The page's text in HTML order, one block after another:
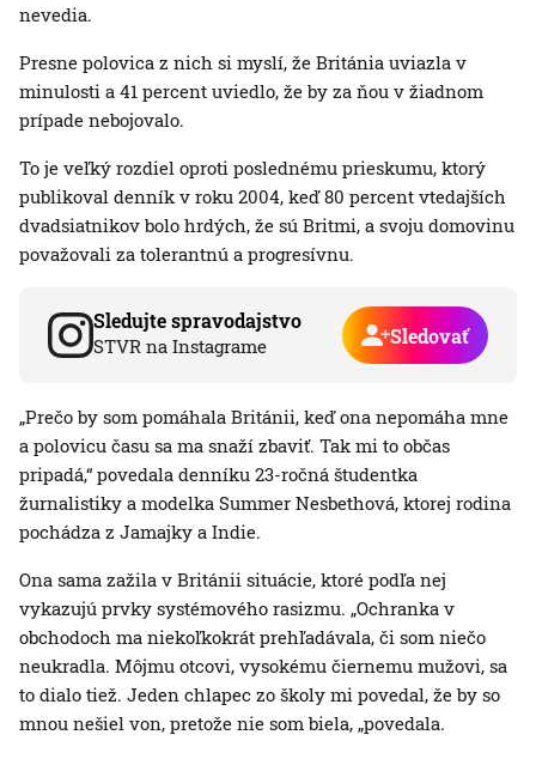
nevedia.
Presne polovica z nich si myslí, že Británia uviazla v
minulosti a 41 percent uviedlo, že by za ňou v žiadnom
prípade nebojovalo.
To je veľký rozdiel oproti poslednému prieskumu, ktorý
publikoval denník v roku 2004, keď 80 percent vtedajších
dvadsiatnikov bolo hrdých, že sú Britmi, a svoju domovinu
považovali za tolerantnú a progresívnu.
Sledujte spravodajstvo
STVR na Instagrame Sledovať
„Prečo by som pomáhala Británii, keď ona nepomáha mne
a polovicu času sa ma snaží zbaviť. Tak mi to občas
pripadá,“ povedala denníku 23-ročná študentka
žurnalistiky a modelka Summer Nesbethová, ktorej rodina
pochádza z Jamajky a Indie.
Ona sama zažila v Británii situácie, ktoré podľa nej
vykazujú prvky systémového rasizmu. „Ochranka v
obchodoch ma niekoľkokrát prehľadávala, či som niečo
neukradla. Môjmu otcovi, vysokému čiernemu mužovi, sa
to dialo tiež. Jeden chlapec zo školy mi povedal, že by so
mnou nešiel von, pretože nie som biela, „povedala.